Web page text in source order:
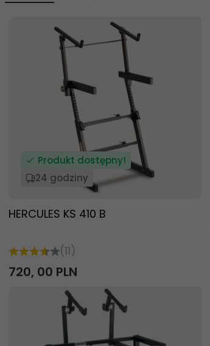
Produkt dostępny!
24 godziny
HERCULES KS 410 B
(11)
720, 00 PLN